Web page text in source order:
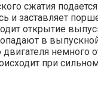
сжатия
и заставляет
открытие
в
немного
при